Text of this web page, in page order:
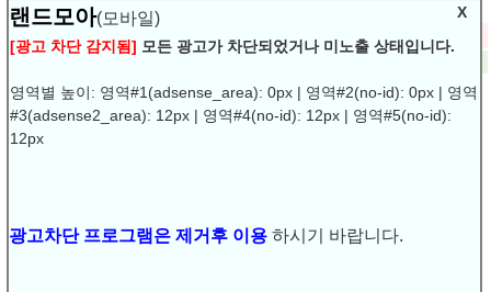
X
랜드모아(모바일)
[광고 차단 감지됨] 모든 광고가 차단되었거나 미노출 상태입니다.
영역별 높이: 영역#1(adsense_area): 0px | 영역#2(no-id): 0px | 영역
#3(adsense2_area): 12px | 영역#4(no-id): 12px | 영역#5(no-id):
12px
▽어렵게 ‘개정’된 운전면허 시험 오늘부터 시행
URL복사
▶
어렵게 ‘개정’된 운전면허 시험 오늘부터 시행
경사로와 ‘T자 코스’를 부활시키는 등 전보다 한층 어려워진 운